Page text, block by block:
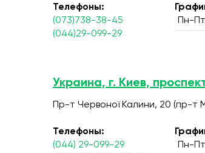
Телефоны:
(073)738-38-45
(044)29-099-29
Пн-
Украина, г. Киев,
Пр-т Червоної Калини, 20 (пр-т
Телефоны:
(044) 29-099-29
Пн-